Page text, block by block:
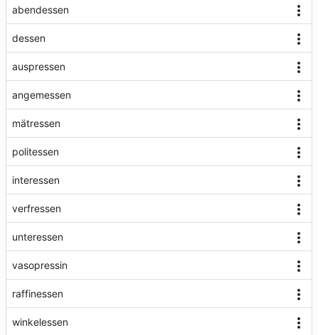
abendessen
dessen
auspressen
angemessen
mätressen
politessen
interessen
verfressen
unteressen
vasopressin
raffinessen
winkelessen